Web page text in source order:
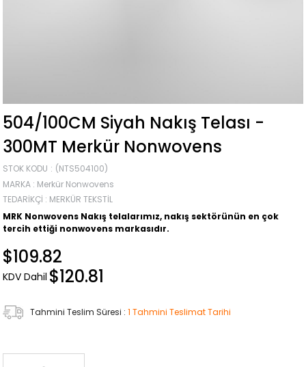
504/100CM Siyah Nakış Telası -
300MT Merkür Nonwovens
STOK KODU
(NTS504100)
MARKA : Merkür Nonwovens
TEDARIKÇI : MERKÜR TEKSTIL
MRK Nonwovens Nakış telalarımız, nakış sektörünün en çok
tercih ettiği nonwovens markasıdır.
$109.82
KDV Dahil $120.81
Tahmini Teslim Süresi : 1 Tahmini Teslimat Tarihi